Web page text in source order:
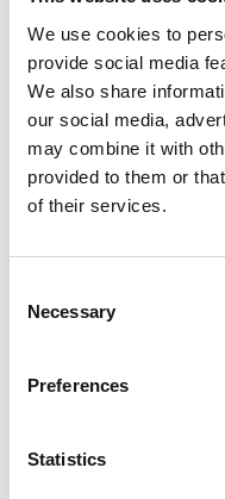
We use cookies to
provide social media
We also share
our social media,
may combine it with
provided to them or
of their services.
Selection
Necessary
Preferences
Statistics
¿Qué ha hecho Esker
estos
?
adaptados
lenguaje de los
lado, una mejor
extracción más rápida
los pedidos.
Más
que traen consigo los
LLMs que precisan de